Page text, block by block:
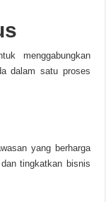
menggabungkan
dalam satu proses
yang berharga
tingkatkan bisnis